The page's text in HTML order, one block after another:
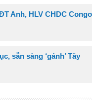
Anh, HLV CHDC Congo
sẵn sàng ‘gánh’ Tây